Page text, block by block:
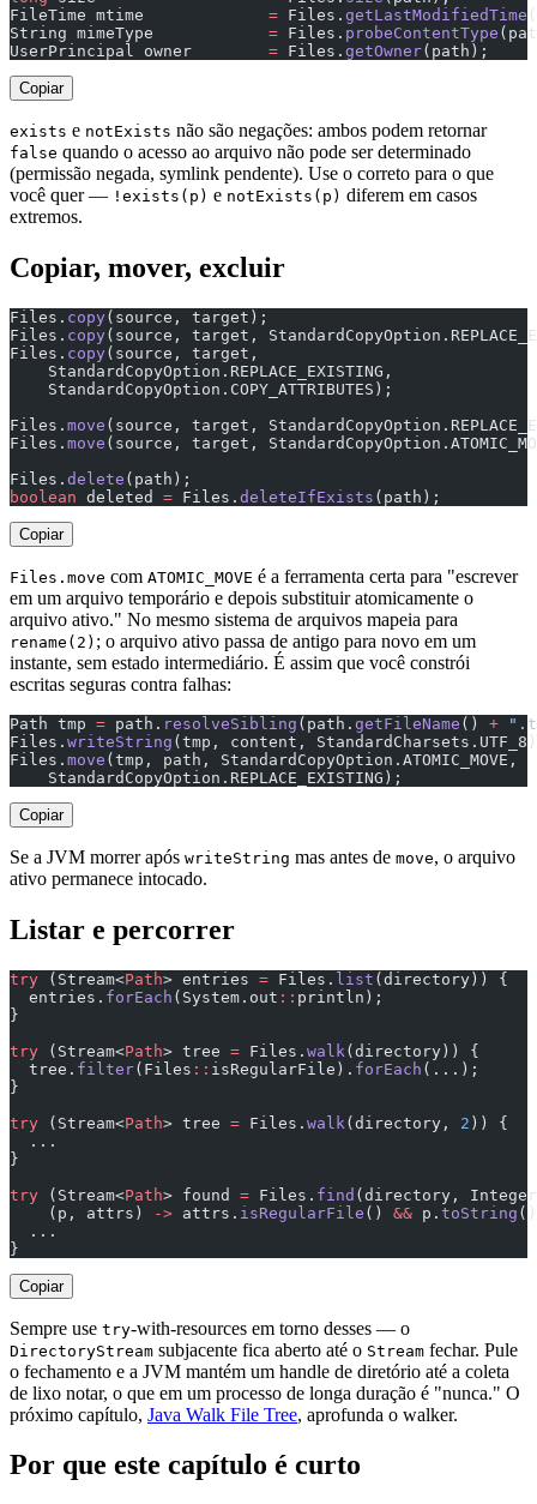
FileTime mtime = Files. getLastModifiedTime
String mimeType = Files. probeContentType
UserPrincipal owner = Files. getOwner(path);
Copiar
exists e notExists não são negações: ambos podem retornar
false quando o acesso ao arquivo não pode ser determinado
(permissão negada, symlink pendente). Use o correto para o que
você quer — !exists(p) e notExists(p) diferem em casos
extremos.
Copiar, mover, excluir
Files. copy(source,
Files. copy(source, target,
Files. copy(source, target,
    StandardCopyOption.REPLACE_EXISTING,
Files. move (source, target,
Files. move (source, target,
Files. delete
boolean deleted = Files. deleteIfExists
Copiar
Files.move com ATOMIC_MOVE é a ferramenta certa para "escrever
em um arquivo temporário e depois substituir atomicamente o
arquivo ativo." No mesmo sistema de arquivos mapeia para
rename(2) ; o arquivo ativo passa de antigo para novo em um
instante, sem estado intermediário. É assim que você constrói
escritas seguras contra falhas:
Path tmp = path. resolveSibling (path. getFileName () +
Files. writeString (tmp, content,
Files. move (tmp, path, StandardCopyOption.ATOMIC_MOVE,
    StandardCopyOption.REPLACE_EXISTING);
Copiar
Se a JVM morrer após writeString mas antes de move, o arquivo
ativo permanece intocado.
Listar e percorrer
try (Stream<Path> entries = Files. list (directory)) {
  entries.
forEach (System.out ::
}
try (Stream<Path> tree = Files. walk (directory)) {
  tree.
filter(Files :: isRegularFile). forEach
}
try (Stream<Path> tree = Files. walk (directory, 2
  ...
}
try (Stream<Path> found = Files. find (directory,
    (p, attrs)
-> attrs. isRegularFile () && p. toString
  ...
}
Copiar
Sempre use try-with-resources em torno desses — o
DirectoryStream subjacente fica aberto até o Stream fechar. Pule
o fechamento e a JVM mantém um handle de diretório até a coleta
de lixo notar, o que em um processo de longa duração é "nunca." O
próximo capítulo, Java Walk File Tree, aprofunda o walker.
Por que este capítulo é curto